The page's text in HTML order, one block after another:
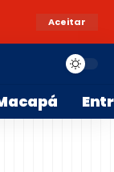
Aceitar